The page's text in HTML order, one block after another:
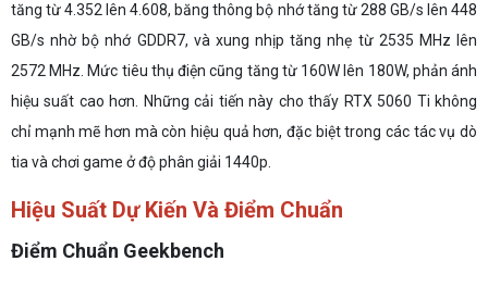
tăng từ 4.352 lên 4.608, băng thông bộ nhớ tăng từ 288 GB/s lên 448
GB/s nhờ bộ nhớ GDDR7, và xung nhịp tăng nhẹ từ 2535 MHz lên
2572 MHz. Mức tiêu thụ điện cũng tăng từ 160W lên 180W, phản ánh
hiệu suất cao hơn. Những cải tiến này cho thấy RTX 5060 Ti không
chỉ mạnh mẽ hơn mà còn hiệu quả hơn, đặc biệt trong các tác vụ dò
tia và chơi game ở độ phân giải 1440p.
Hiệu Suất Dự Kiến Và Điểm Chuẩn
Điểm Chuẩn Geekbench